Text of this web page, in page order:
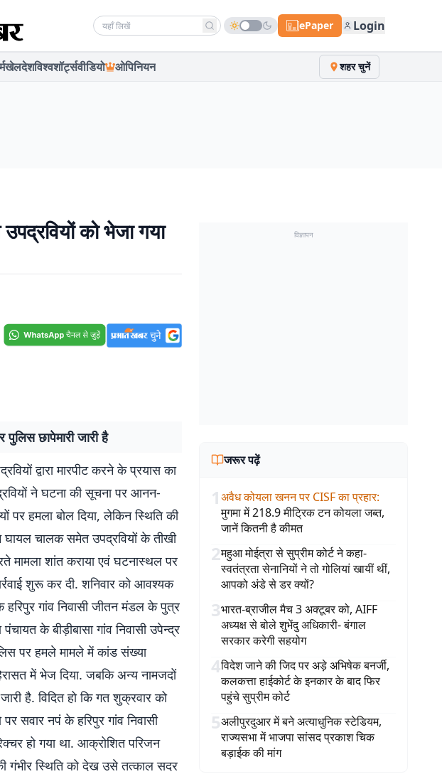
Search news ePaper Login
खेलदेशविश्वशॉर्ट्सवीडियो ओपिनियन शहर चुनें
को भेजा गया
छापेमारी जारी है
द्वारा मारपीट करने के प्रयास का
ने घटना की सूचना पर आनन-
पर हमला बोल दिया, लेकिन स्थिति की
घायल चालक समेत उपद्रवियों के तीखी
मामला शांत कराया एवं घटनास्थल पर
शुरू कर दी. शनिवार को आवश्यक
गांव निवासी जीतन मंडल के पुत्र
के बीड़ीबासा गांव निवासी उपेन्द्र
पर हमले मामले में कांड संख्या
में भेज दिया. जबकि अन्य नामजदों
है. विदित हो कि गत शुक्रवार को
सवार नपं के हरिपुर गांव निवासी
हो गया था. आक्रोशित परिजन
गंभीर स्थिति को देख उसे तत्काल सदर
विज्ञापन
जरूर पढ़ें
1अवैध कोयला खनन पर CISF का प्रहार:
मुगमा में 218.9 मीट्रिक टन कोयला जब्त,
जानें कितनी है कीमत
2महुआ मोईत्रा से सुप्रीम कोर्ट ने कहा-
स्वतंत्रता सेनानियों ने तो गोलियां खायीं थीं,
आपको अंडे से डर क्यों?
3भारत-ब्राजील मैच 3 अक्टूबर को, AIFF
अध्यक्ष से बोले शुभेंदु अधिकारी- बंगाल
सरकार करेगी सहयोग
4विदेश जाने की जिद पर अड़े अभिषेक बनर्जी,
कलकत्ता हाईकोर्ट के इनकार के बाद फिर
पहुंचे सुप्रीम कोर्ट
5अलीपुरदुआर में बने अत्याधुनिक स्टेडियम,
राज्यसभा में भाजपा सांसद प्रकाश चिक
बड़ाईक की मांग